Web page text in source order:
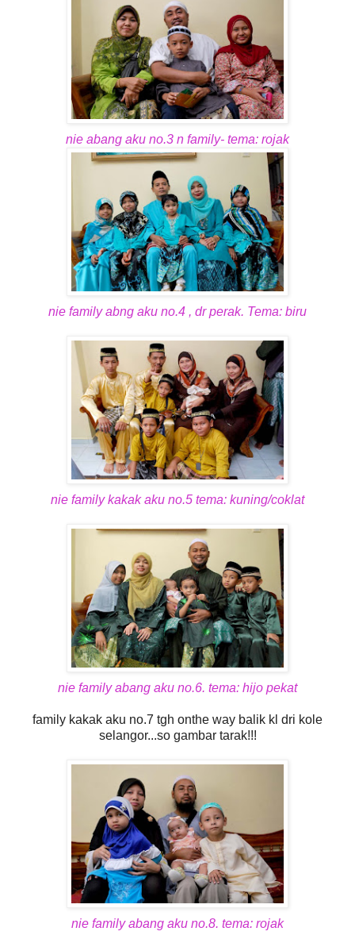
nie abang aku no.3 n family- tema: rojak
nie family abng aku no.4 , dr perak. Tema: biru
nie family kakak aku no.5 tema: kuning/coklat
nie family abang aku no.6. tema: hijo pekat
family kakak aku no.7 tgh onthe way balik kl dri kole
selangor...so gambar tarak!!!
nie family abang aku no.8. tema: rojak